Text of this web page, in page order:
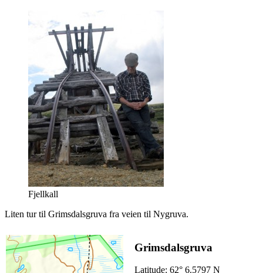
Fjellkall
Liten tur til Grimsdalsgruva fra veien til Nygruva.
Grimsdalsgruva
Latitude: 62° 6.5797 N